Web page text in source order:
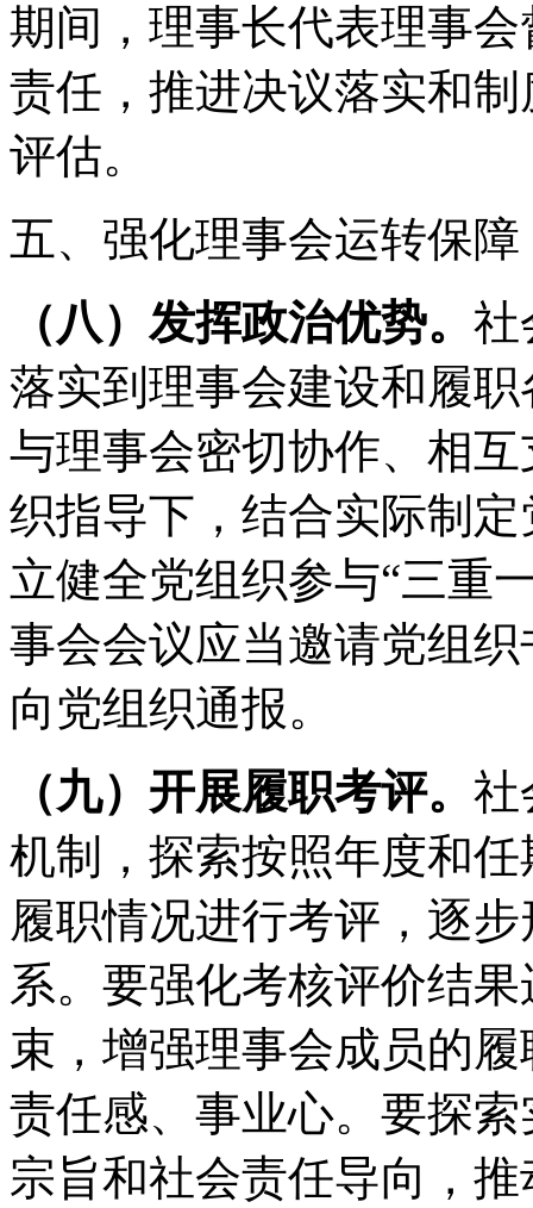
期间，理事长代表理事
责任，推进决议落实和
评估。
五、强化理事会运转保障
（八）发挥政治优势。 社
落实到理事会建设和履
与理事会密切协作、相
织指导下，结合实际制
立健全党组织参与“三重
事会会议应当邀请党组
向党组织通报。
（九）开展履职考评。 社
机制，探索按照年度和
履职情况进行考评，逐
系。要强化考核评价结
束，增强理事会成员的
责任感、事业心。要探
宗旨和社会责任导向，